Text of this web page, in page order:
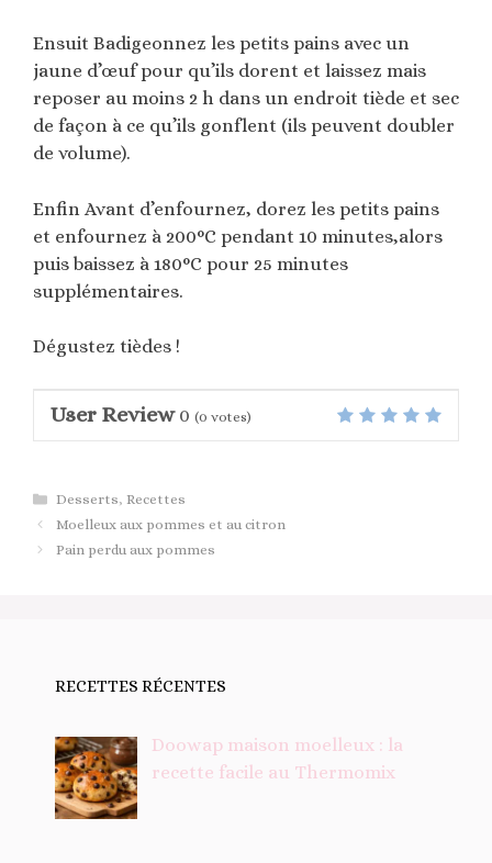
Ensuit Badigeonnez les petits pains avec un
jaune d’œuf pour qu’ils dorent et laissez mais
reposer au moins 2 h dans un endroit tiède et sec
de façon à ce qu’ils gonflent (ils peuvent doubler
de volume).
Enfin Avant d’enfournez, dorez les petits pains
et enfournez à 200°C pendant 10 minutes,alors
puis baissez à 180°C pour 25 minutes
supplémentaires.
Dégustez tièdes !
User Review 0 (0 votes)
Catégories
Desserts, Recettes
Moelleux aux pommes et au citron
Pain perdu aux pommes
RECETTES RÉCENTES
Doowap maison moelleux : la
recette facile au Thermomix